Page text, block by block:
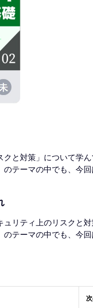
と対策」について学ん
テーマの中でも、今
リティ上のリスクと対
テーマの中でも、今